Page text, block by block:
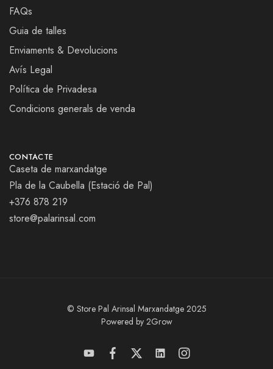
FAQs
Guia de talles
Enviaments & Devolucions
Avís Legal
Política de Privadesa
Condicions generals de venda
CONTACTE
Caseta de marxandatge
Pla de la Caubella (Estació de Pal)
+376 878 219
store@palarinsal.com
© Store Pal Arinsal Marxandatge 2025
Powered by 2Grow